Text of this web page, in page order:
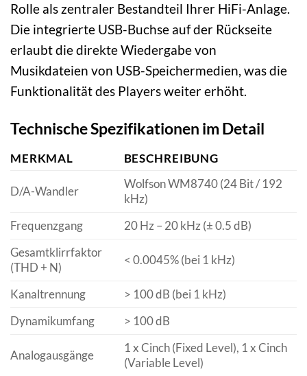
Rolle als zentraler Bestandteil Ihrer HiFi-Anlage.
Die integrierte USB-Buchse auf der Rückseite
erlaubt die direkte Wiedergabe von
Musikdateien von USB-Speichermedien, was die
Funktionalität des Players weiter erhöht.
Technische Spezifikationen im Detail
MERKMAL BESCHREIBUNG
D/A-Wandler
Wolfson WM8740 (24 Bit / 192
kHz)
Frequenzgang
20 Hz – 20 kHz (± 0.5 dB)
Gesamtklirrfaktor
(THD + N)
< 0.0045% (bei 1 kHz)
Kanaltrennung
> 100 dB (bei 1 kHz)
Dynamikumfang
> 100 dB
Analogausgänge
1 x Cinch (Fixed Level), 1 x Cinch
(Variable Level)